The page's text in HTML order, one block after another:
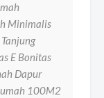
Minimalis
E Bonitas
Dapur
100M2